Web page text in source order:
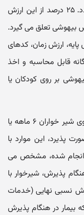
حرفه ای خدمات ارائه شده اضافه می گردد. ۲۵ درصد از این ارزش
به متخصص بیهوشی تعلق می گیرد.
ارزش زمان، کدهای
قابل محاسبه و اخذ
یا بیهوشی بر روی کودکان یا
در صورتی که اعمال جراحی و بیهوشی بر روی شیر خواران ۶ ماهه یا
با سن کمتر از ۳ سال صورت پذیرد، این موارد با
(۶۳-) به آخر کد انجام شده، مشخص می
پذیرش، شیرخوار با
باشد، ۵۰ % به ارزش نسبی نهایی (خدمات
بیمار در هنگام پذیرش